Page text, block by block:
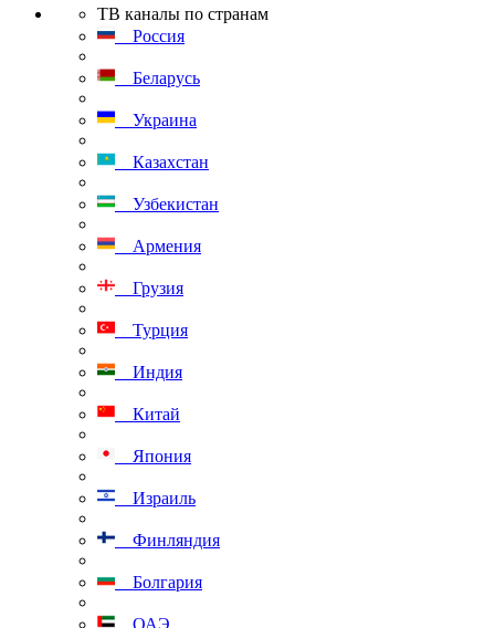
ТВ каналы по странам
Россия
Беларусь
Украина
Казахстан
Узбекистан
Армения
Грузия
Турция
Индия
Китай
Япония
Израиль
Финляндия
Болгария
ОАЭ